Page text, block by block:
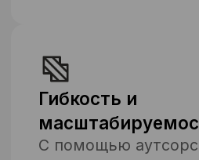
всей России
выбирают именно
нас